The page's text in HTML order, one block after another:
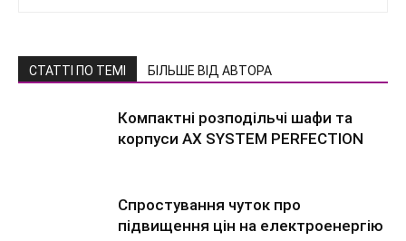
СТАТТІ ПО ТЕМІ БІЛЬШЕ ВІД АВТОРА
Компактні розподільчі шафи та
корпуси AX SYSTEM PERFECTION
Спростування чуток про
підвищення цін на електроенергію